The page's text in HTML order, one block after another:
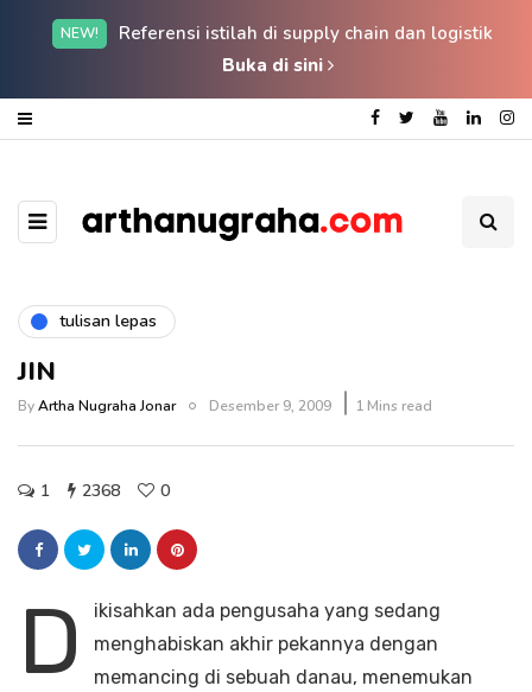
NEW!
Referensi istilah di supply chain dan logistik
Buka di sini
tulisan lepas
JIN
ByArtha Nugraha Jonar Desember 9, 2009 1 Mins read
1 2368 0
D
ikisahkan ada pengusaha yang sedang
menghabiskan akhir pekannya dengan
memancing di sebuah danau, menemukan